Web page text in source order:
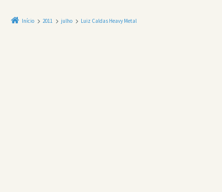
Início 2011 julho Luiz Caldas Heavy Metal